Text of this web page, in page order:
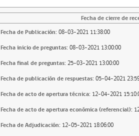
Fecha de cierre de
Fecha de Publicación: 08-03-2021 11:38:00
Fecha inicio de preguntas: 08-03-2021 13:00:00
Fecha final de preguntas: 25-03-2021 13:00:00
Fecha de publicación de respuestas: 05-04-2021
Fecha de acto de apertura técnica: 12-04-2021
Fecha de acto de apertura económica (referencial):
Fecha de Adjudicación: 12-05-2021 18:06:00